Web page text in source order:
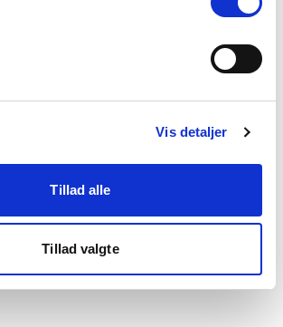
Vis detaljer
Tillad alle
Tillad valgte